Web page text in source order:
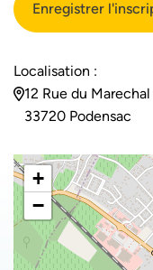
Localisation :
12 Rue du
33720 Podensac
+
−